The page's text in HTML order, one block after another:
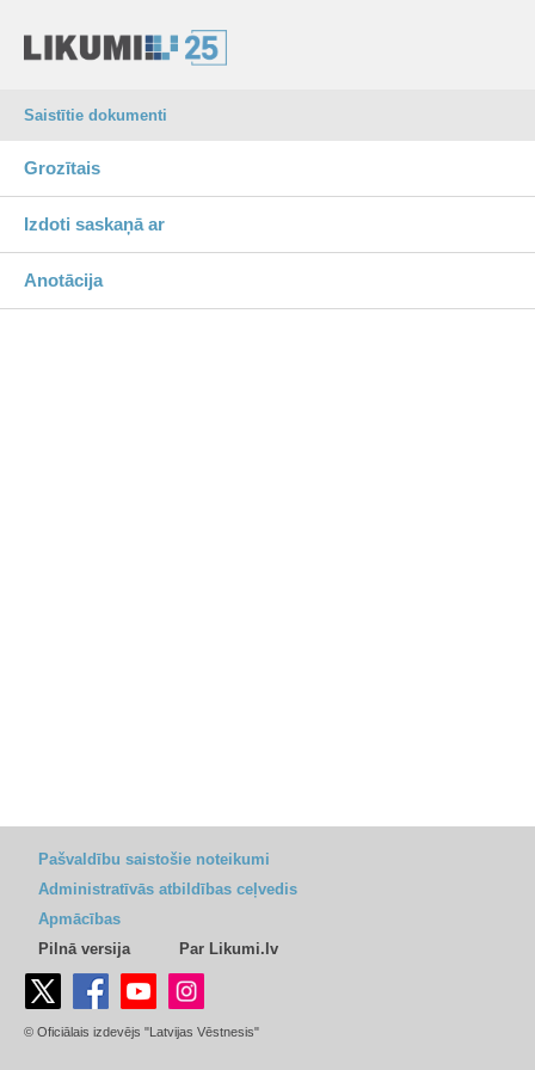
Saistītie dokumenti
Grozītais
Izdoti saskaņā ar
Anotācija
Pašvaldību saistošie noteikumi
Administratīvās atbildības ceļvedis
Apmācības
Pilnā versija
Par Likumi.lv
© Oficiālais izdevējs "Latvijas Vēstnesis"